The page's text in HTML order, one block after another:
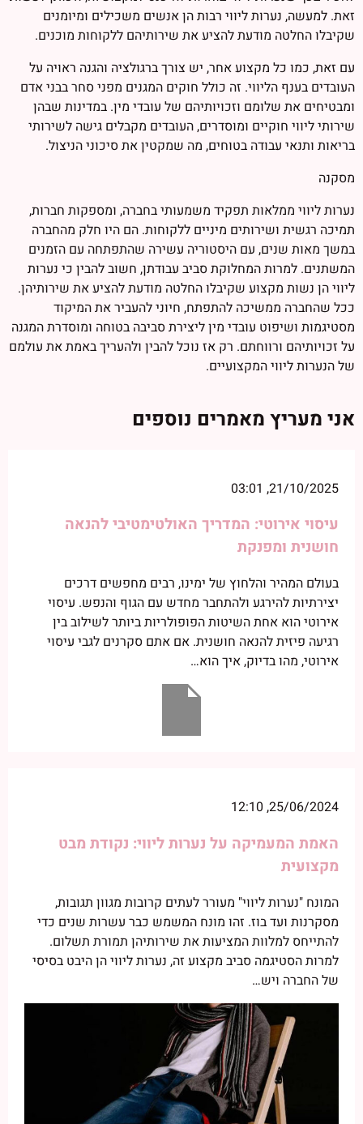
זאת. למעשה, נערות ליווי רבות הן אנשים משכילים ומיומנים
שקיבלו החלטה מודעת להציע את שירותיהם ללקוחות מוכנים.
עם זאת, כמו כל מקצוע אחר, יש צורך ברגולציה והגנה ראויה על
העובדים בענף הליווי. זה כולל חוקים המגנים מפני סחר בבני אדם
ומבטיחים את שלומם וזכויותיהם של עובדי מין. במדינות שבהן
שירותי ליווי חוקיים ומוסדרים, העובדים מקבלים גישה לשירותי
בריאות ותנאי עבודה בטוחים, מה שמקטין את סיכוני הניצול.
מסקנה
נערות ליווי ממלאות תפקיד משמעותי בחברה, ומספקות חברות,
תמיכה רגשית ושירותים מיניים ללקוחות. הם היו חלק מהחברה
במשך מאות שנים, עם היסטוריה עשירה שהתפתחה עם הזמנים
המשתנים. למרות המחלוקת סביב עבודתן, חשוב להבין כי נערות
ליווי הן נשות מקצוע שקיבלו החלטה מודעת להציע את שירותיהן.
ככל שהחברה ממשיכה להתפתח, חיוני להעביר את המיקוד
מסטיגמות ושיפוט עובדי מין ליצירת סביבה בטוחה ומוסדרת המגנה
על זכויותיהם ורווחתם. רק אז נוכל להבין ולהעריך באמת את עולמם
של הנערות ליווי המקצועיים.
אני מעריץ מאמרים נוספים
21/10/2025, 03:01
עיסוי אירוטי: המדריך האולטימטיבי להנאה
חושנית ומפנקת
בעולם המהיר והלחוץ של ימינו, רבים מחפשים דרכים
יצירתיות להירגע ולהתחבר מחדש עם הגוף והנפש. עיסוי
אירוטי הוא אחת השיטות הפופולריות ביותר לשילוב בין
רגיעה פיזית להנאה חושנית. אם אתם סקרנים לגבי עיסוי
אירוטי, מהו בדיוק, איך הוא…
25/06/2024, 12:10
האמת המעמיקה על נערות ליווי: נקודת מבט
מקצועית
המונח "נערות ליווי" מעורר לעתים קרובות מגוון תגובות,
מסקרנות ועד בוז. זהו מונח המשמש כבר עשרות שנים כדי
להתייחס למלוות המציעות את שירותיהן תמורת תשלום.
למרות הסטיגמה סביב מקצוע זה, נערות ליווי הן היבט בסיסי
של החברה ויש…